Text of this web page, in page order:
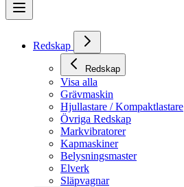
Redskap
Redskap
Visa alla
Grävmaskin
Hjullastare / Kompaktlastare
Övriga Redskap
Markvibratorer
Kapmaskiner
Belysningsmaster
Elverk
Släpvagnar